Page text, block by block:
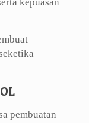
pembuatan